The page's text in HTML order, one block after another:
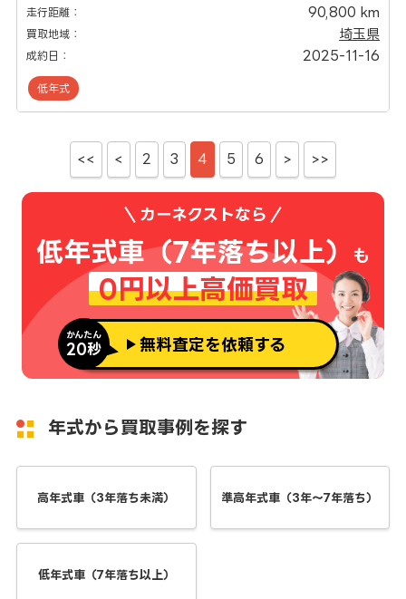
走行距離： 90,800 km
買取地域： 埼玉県
成約日： 2025-11-16
低年式
<< < 2 3 4 5 6 > >>
カーネクストなら
低年式車（7年落ち以上） も
0円以上高価買取
かんたん
20秒 無料査定を依頼する
年式から買取事例を探す
高年式車（3年落ち未満） 準高年式車（3年～7年落ち）
低年式車（7年落ち以上）